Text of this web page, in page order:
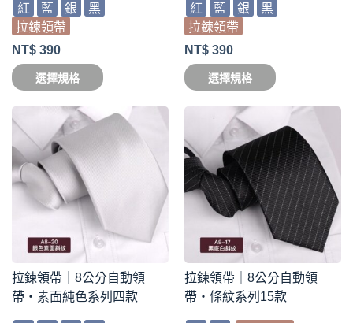
紅 藍 銀
黑
拉鍊領帶
NT$ 390
選擇規格
紅 藍 銀
黑
拉鍊領帶
NT$ 390
選擇規格
拉鍊領帶｜8公分自動領
帶・素面純色系列四款
拉鍊領帶｜8公分自動領
帶・條紋系列15款